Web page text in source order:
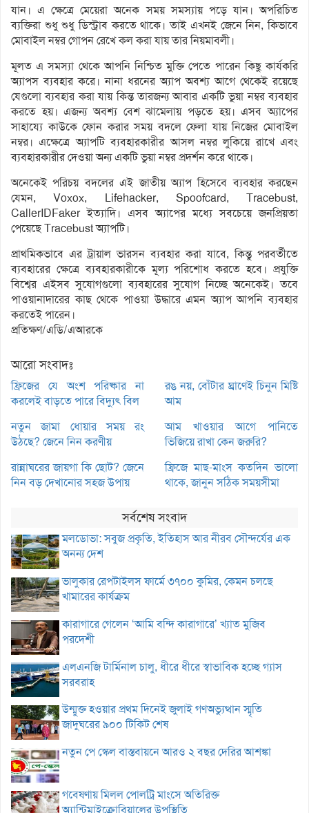
যান। এ ক্ষেত্রে মেয়েরা অনেক সময় সমস্যায় পড়ে যান। অপরিচিত
ব্যক্তিরা শুধু শুধু ডিস্ট্রাব করতে থাকে। তাই এখনই জেনে নিন, কিভাবে
মোবাইল নম্বর গোপন রেখে কল করা যায় তার নিয়মাবলী।
মূলত এ সমস্যা থেকে আপনি নিশ্চিত মুক্তি পেতে পারেন কিছু কার্যকরি
অ্যাপস ব্যবহার করে। নানা ধরনের অ্যাপ অবশ্য আগে থেকেই রয়েছে
যেগুলো ব্যবহার করা যায় কিন্ত তারজন্য আবার একটি ভুয়া নম্বর ব্যবহার
করতে হয়। এজন্য অবশ্য বেশ ঝামেলায় পড়তে হয়। এসব অ্যাপের
সাহায্যে কাউকে ফোন করার সময় বদলে ফেলা যায় নিজের মোবাইল
নম্বর। এক্ষেত্রে অ্যাপটি ব্যবহারকারীর আসল নম্বর লুকিয়ে রাখে এবং
ব্যবহারকারীর দেওয়া অন্য একটি ভুয়া নম্বর প্রদর্শন করে থাকে।
অনেকেই পরিচয় বদলের এই জাতীয় অ্যাপ হিসেবে ব্যবহার করছেন
যেমন, Voxox, Lifehacker, Spoofcard, Tracebust,
CallerIDFaker ইত্যাদি। এসব অ্যাপের মধ্যে সবচেয়ে জনপ্রিয়তা
পেয়েছে Tracebust অ্যাপটি।
প্রাথমিকভাবে এর ট্রায়াল ভারসন ব্যবহার করা যাবে, কিন্তু পরবর্তীতে
ব্যবহারের ক্ষেত্রে ব্যবহারকারীকে মূল্য পরিশোধ করতে হবে। প্রযুক্তি
বিশ্বের এইসব সুযোগগুলো ব্যবহারের সুযোগ নিচ্ছে অনেকেই। তবে
পাওয়ানাদারের কাছ থেকে পাওয়া উদ্ধারে এমন অ্যাপ আপনি ব্যবহার
করতেই পারেন।
প্রতিক্ষণ/এডি/এআরকে
আরো সংবাদঃ
ফ্রিজের যে অংশ পরিষ্কার না
করলেই বাড়তে পারে বিদ্যুৎ বিল
রঙ নয়, বোঁটার ঘ্রাণেই চিনুন মিষ্টি
আম
নতুন জামা ধোয়ার সময় রং
উঠছে? জেনে নিন করণীয়
আম খাওয়ার আগে পানিতে
ভিজিয়ে রাখা কেন জরুরি?
রান্নাঘরের জায়গা কি ছোট? জেনে
নিন বড় দেখানোর সহজ উপায়
ফ্রিজে মাছ-মাংস কতদিন ভালো
থাকে, জানুন সঠিক সময়সীমা
সর্বশেষ সংবাদ
মলডোভা: সবুজ প্রকৃতি, ইতিহাস আর নীরব সৌন্দর্যের এক
অনন্য দেশ
ভালুকার রেপটাইলস ফার্মে ৩৭০০ কুমির, কেমন চলছে
খামারের কার্যক্রম
কারাগারে গেলেন ‘আমি বন্দি কারাগারে’ খ্যাত মুজিব
পরদেশী
এলএনজি টার্মিনাল চালু, ধীরে ধীরে স্বাভাবিক হচ্ছে গ্যাস
সরবরাহ
উন্মুক্ত হওয়ার প্রথম দিনেই জুলাই গণঅভ্যুত্থান স্মৃতি
জাদুঘরের ৯০০ টিকিট শেষ
নতুন পে স্কেল বাস্তবায়নে আরও ২ বছর দেরির আশঙ্কা
গবেষণায় মিলল পোলট্রি মাংসে অতিরিক্ত
অ্যান্টিমাইক্রোবিয়ালের উপস্থিতি